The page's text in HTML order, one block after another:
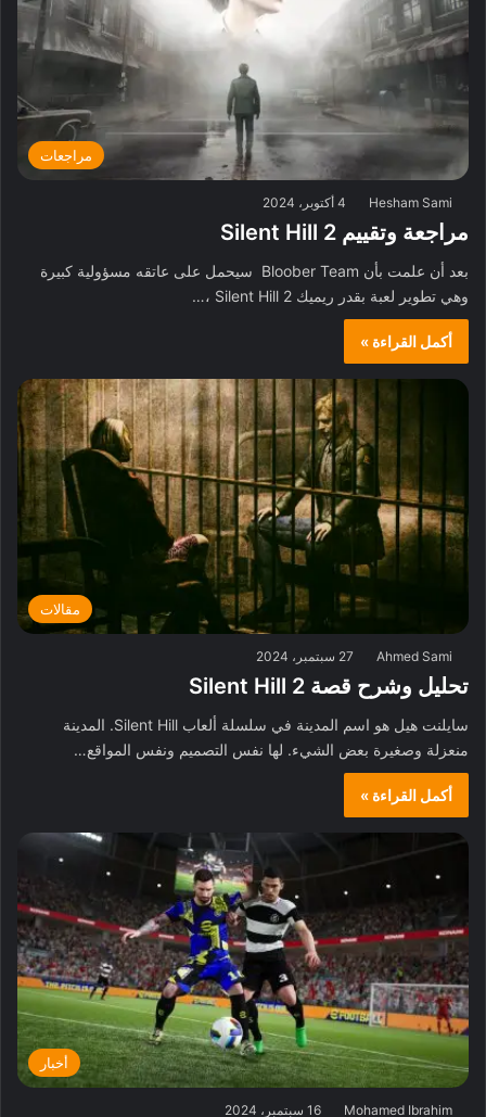
مراجعات
Hesham Sami 4 أكتوبر، 2024
مراجعة وتقييم Silent Hill 2
بعد أن علمت بأن Bloober Team سيحمل على عاتقه مسؤولية كبيرة
وهي تطوير لعبة بقدر ريميك Silent Hill 2 ،…
أكمل القراءة »
مقالات
Ahmed Sami 27 سبتمبر، 2024
تحليل وشرح قصة Silent Hill 2
سايلنت هيل هو اسم المدينة في سلسلة ألعاب Silent Hill. المدينة
منعزلة وصغيرة بعض الشيء. لها نفس التصميم ونفس المواقع…
أكمل القراءة »
أخبار
Mohamed Ibrahim 16 سبتمبر، 2024